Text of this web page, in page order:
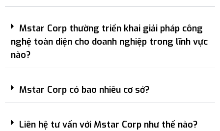
Mstar Corp thường triển khai giải pháp công
nghệ toàn diện cho doanh nghiệp trong lĩnh vực
nào?
Mstar Corp có bao nhiêu cơ sở?
Liên hệ tư vấn với Mstar Corp như thế nào?